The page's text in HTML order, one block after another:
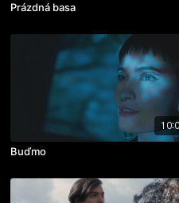
Prázdná basa
Buďmo